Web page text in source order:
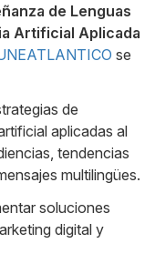
de Lenguas
Artificial Aplicada
se
de
aplicadas al
tendencias
multilingües.
soluciones
digital y